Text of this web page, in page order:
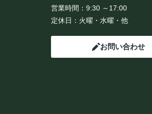
営業時間： 9:30 ～17:00
定休日： 火曜・水曜・他
お問い合わせ